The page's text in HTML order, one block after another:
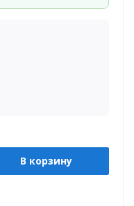
В корзину